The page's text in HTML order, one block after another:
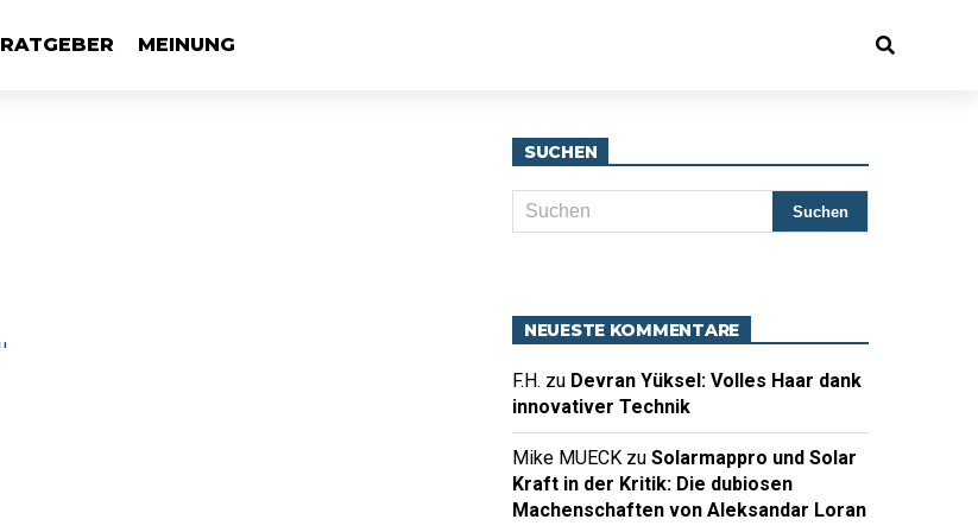
RATGEBER MEINUNG
SUCHEN
NEUESTE KOMMENTARE
F.H. zu Devran Yüksel: Volles Haar dank
innovativer Technik
Mike MUECK zu Solarmappro und Solar
Kraft in der Kritik: Die dubiosen
Machenschaften von Aleksandar Loran